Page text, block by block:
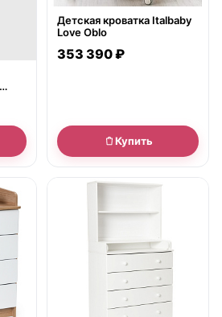
Детская кроватка Italbaby
Love Oblo
353 390 ₽
Купить